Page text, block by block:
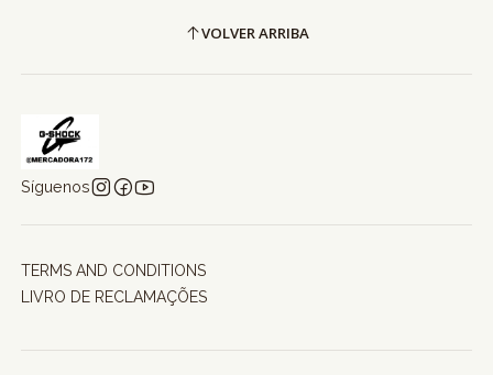
VOLVER ARRIBA
Síguenos
TERMS AND CONDITIONS
LIVRO DE RECLAMAÇÕES